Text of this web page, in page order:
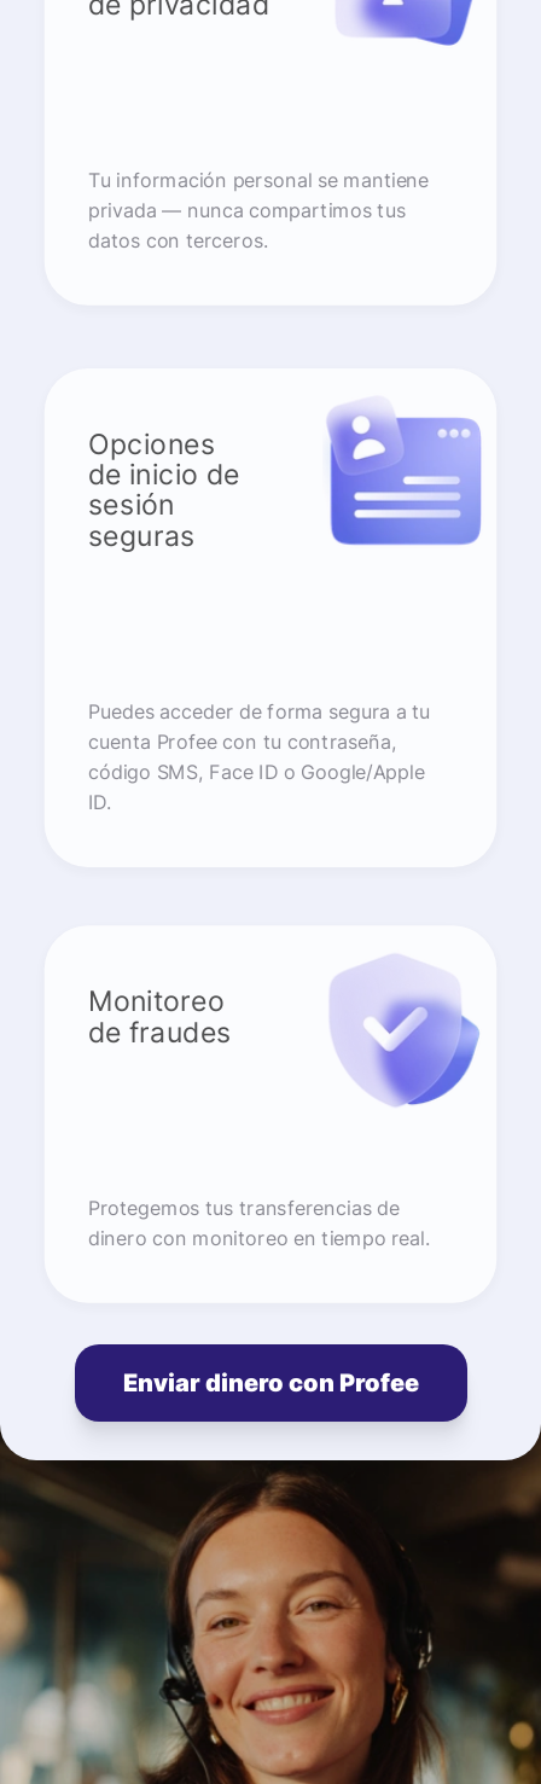
Tu información personal se mantiene
privada — nunca compartimos tus
datos con terceros.
Opciones
de inicio de
sesión
seguras
Puedes acceder de forma segura a tu
cuenta Profee con tu contraseña,
código SMS, Face ID o Google/Apple
ID.
Monitoreo
de fraudes
Protegemos tus transferencias de
dinero con monitoreo en tiempo real.
Enviar dinero con Profee